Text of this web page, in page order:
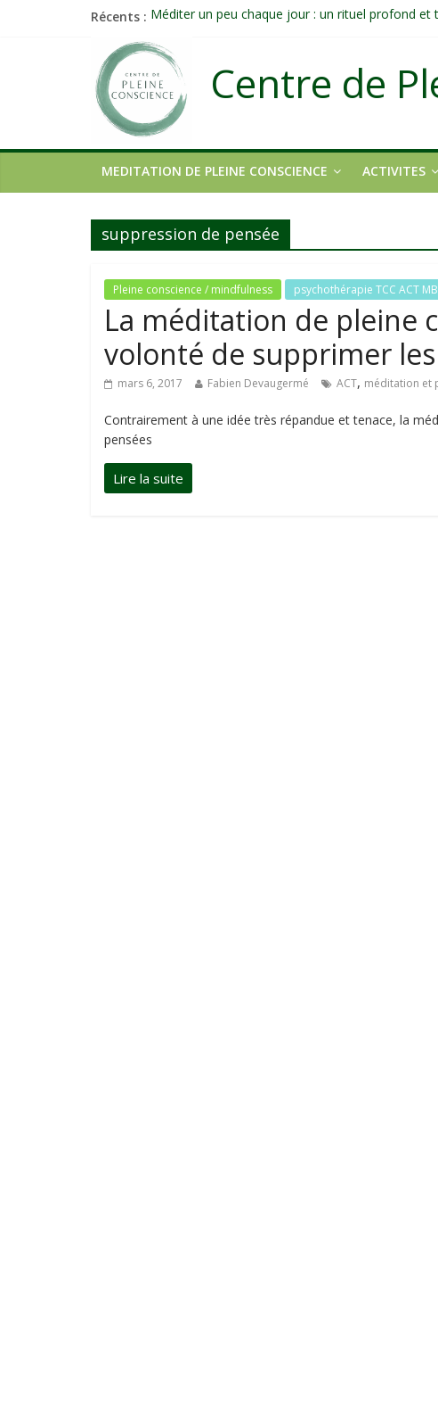
Récents : Méditer un peu chaque jour : un rituel profond et
Célébrer la Vie jusque dans les petites actions
Quand on n’arrive plus à agir : et si ce n’était pas
Une attention consciente d’elle-même, non
Centre de
MEDITATION DE PLEINE CONSCIENCE ACTIVITES
suppression de pensée
Pleine conscience / mindfulness psychothérapie TCC ACT
La méditation de pleine
volonté de supprimer
mars 6, 2017 Fabien Devaugermé ACT, méditation et
Contrairement à une idée très répandue et tenace, la
pensées